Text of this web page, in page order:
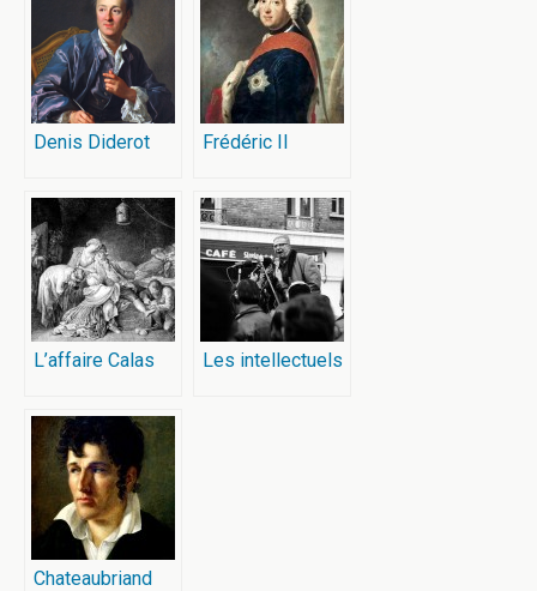
Denis Diderot Frédéric II
L’affaire Calas Les intellectuels
Chateaubriand